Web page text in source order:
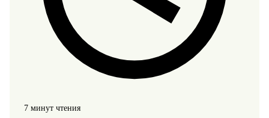
7 минут чтения